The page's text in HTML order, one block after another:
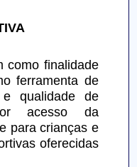
como finalidade
ferramenta de
qualidade de
acesso da
para crianças e
oferecidas